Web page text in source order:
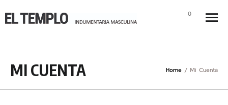
0
MI CUENTA Home / Mi Cuenta